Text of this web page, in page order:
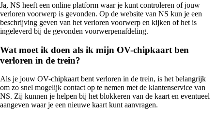
Ja, NS heeft een online platform waar je kunt controleren of jouw
verloren voorwerp is gevonden. Op de website van NS kun je een
beschrijving geven van het verloren voorwerp en kijken of het is
ingeleverd bij de gevonden voorwerpenafdeling.
Wat moet ik doen als ik mijn OV-chipkaart ben
verloren in de trein?
Als je jouw OV-chipkaart bent verloren in de trein, is het belangrijk
om zo snel mogelijk contact op te nemen met de klantenservice van
NS. Zij kunnen je helpen bij het blokkeren van de kaart en eventueel
aangeven waar je een nieuwe kaart kunt aanvragen.